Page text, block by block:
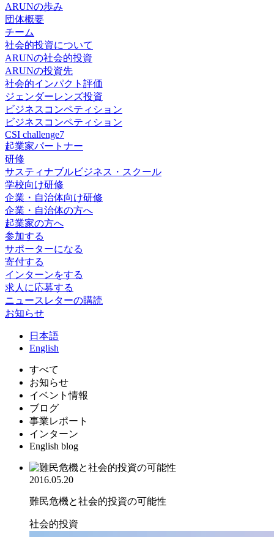
ARUNの歩み
団体概要
チーム
社会的投資について
ARUNの社会的投資
ARUNの投資先
社会的インパクト評価
ジェンダーレンズ投資
ビジネスコンペティション
ビジネスコンペティション
CSI challenge7
起業家パートナー
研修
サスティナブルビジネス・スクール
学校向け研修
企業・自治体向け研修
企業・自治体の方へ
起業家の方へ
参加する
サポーターになる
寄付する
インターンをする
求人に応募する
ニュースレターの購読
お知らせ
日 本語
English
すべて
お知らせ
イベント情報
ブログ
事業レポート
インターン
English blog
2016.05.20
難民危機と社会的投資の可能性
社会的投資